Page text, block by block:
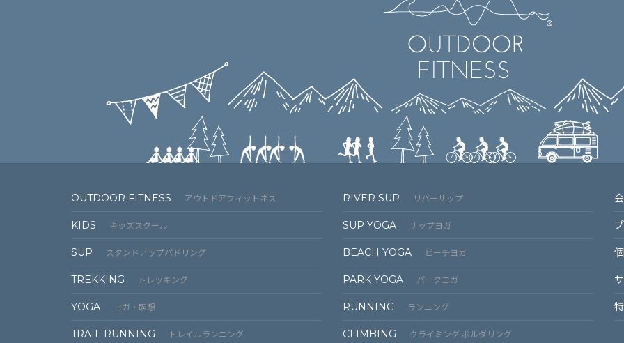
OUTDOOR FITNESS アウトドアフィットネス
KIDS キッズスクール
SUP スタンドアップパドリング
TREKKING トレッキング
YOGA ヨガ・瞑想
TRAIL RUNNING トレイルランニング
RIVER SUP リバーサップ
SUP YOGA サップヨガ
BEACH YOGA ビーチヨガ
PARK YOGA パークヨガ
RUNNING ランニング
CLIMBING クライミング ボルダリング